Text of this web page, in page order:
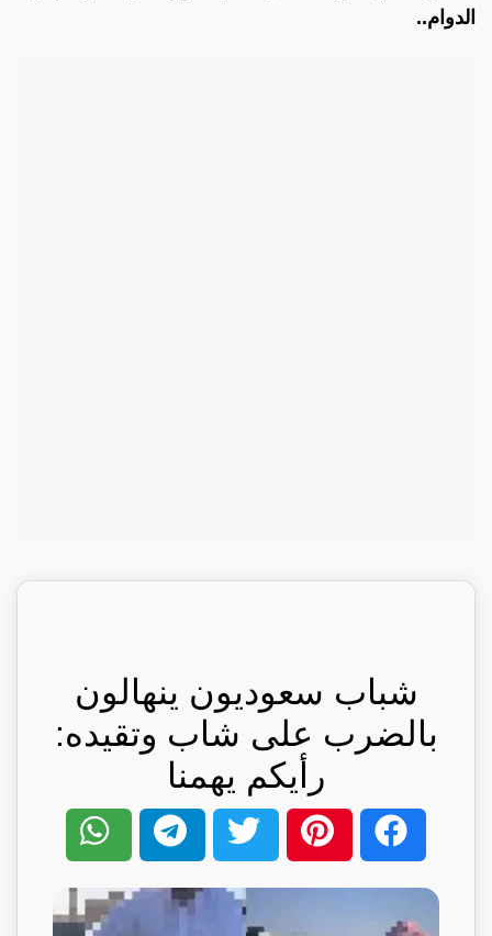
الدوام..
شباب سعوديون ينهالون
بالضرب على شاب وتقيده:
رأيكم يهمنا